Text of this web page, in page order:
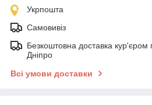
Укрпошта
Самовивіз
Безкоштовна доставка кур'єром
Дніпро
Всі умови доставки